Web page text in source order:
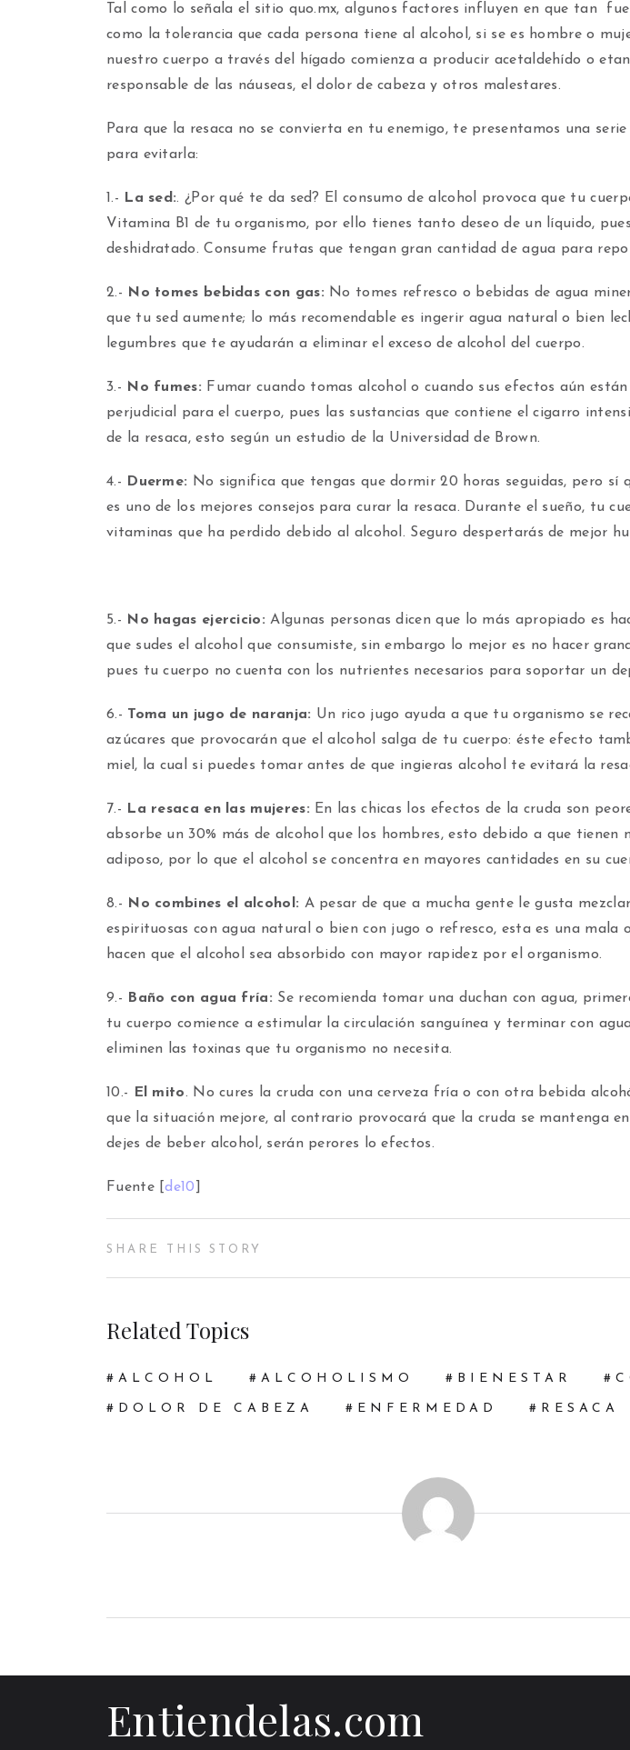
Tal como lo señala el sitio quo.mx, algunos factores influyen en que tan
como la tolerancia que cada persona tiene al alcohol, si se es hombre o
nuestro cuerpo a través del hígado comienza a producir acetaldehído o
responsable de las náuseas, el dolor de cabeza y otros malestares.
Para que la resaca no se convierta en tu enemigo, te presentamos una serie
para evitarla:
1.- La sed:. ¿Por qué te da sed? El consumo de alcohol provoca que tu
Vitamina B1 de tu organismo, por ello tienes tanto deseo de un líquido,
deshidratado. Consume frutas que tengan gran cantidad de agua para
2.- No tomes bebidas con gas: No tomes refresco o bebidas de agua
que tu sed aumente; lo más recomendable es ingerir agua natural o bien
legumbres que te ayudarán a eliminar el exceso de alcohol del cuerpo.
3.- No fumes: Fumar cuando tomas alcohol o cuando sus efectos aún están
perjudicial para el cuerpo, pues las sustancias que contiene el cigarro
de la resaca, esto según un estudio de la Universidad de Brown.
4.- Duerme:
No significa que tengas que dormir 20 horas seguidas, pero sí
es uno de los mejores consejos para curar la resaca. Durante el sueño, tu
vitaminas que ha perdido debido al alcohol. Seguro despertarás de mejor
5.- No hagas ejercicio: Algunas personas dicen que lo más apropiado es
que sudes el alcohol que consumiste, sin embargo lo mejor es no hacer
pues tu cuerpo no cuenta con los nutrientes necesarios para soportar un
6.- Toma un jugo de naranja: Un rico jugo ayuda a que tu organismo se
azúcares que provocarán que el alcohol salga de tu cuerpo: éste efecto
miel, la cual si puedes tomar antes de que ingieras alcohol te evitará la
7.- La resaca en las mujeres: En las chicas los efectos de la cruda son
absorbe un 30% más de alcohol que los hombres, esto debido a que tienen
adiposo, por lo que el alcohol se concentra en mayores cantidades en su
8.- No combines el alcohol: A pesar de que a mucha gente le gusta
espirituosas con agua natural o bien con jugo o refresco, esta es una mala
hacen que el alcohol sea absorbido con mayor rapidez por el organismo.
9.- Baño con agua fría: Se recomienda tomar una duchan con agua,
tu cuerpo comience a estimular la circulación sanguínea y terminar con
eliminen las toxinas que tu organismo no necesita.
10.- El mito. No cures la cruda con una cerveza fría o con otra bebida
que la situación mejore, al contrario provocará que la cruda se mantenga
dejes de beber alcohol, serán perores lo efectos.
Fuente [de10
SHARE THIS STORY
Related Topics
ALCOHOL ALCOHOLISMO BIENESTAR
DOLOR DE CABEZA ENFERMEDAD RESACA
Entiendelas.com